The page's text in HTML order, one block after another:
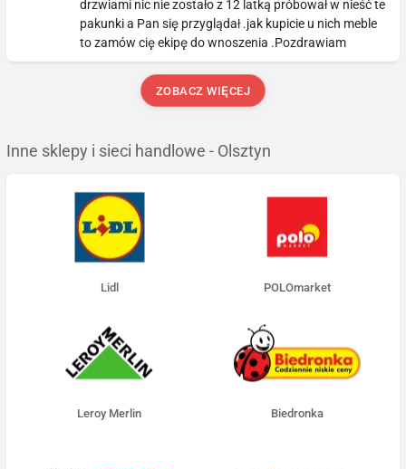
drzwiami nic nie zostało z 12 latką próbował w nieść te
pakunki a Pan się przyglądał .jak kupicie u nich meble
to zamów cię ekipę do wnoszenia .Pozdrawiam
ZOBACZ WIĘCEJ
Inne sklepy i sieci handlowe - Olsztyn
Lidl POLOmarket
Leroy Merlin Biedronka